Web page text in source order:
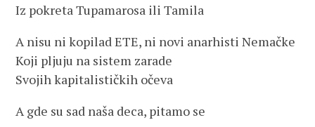
Iz pokreta Tupamarosa ili Tamila
A nisu ni kopilad ETE, ni novi anarhisti Nemačke
Koji pljuju na sistem zarade
Svojih kapitalističkih očeva
A gde su sad naša deca, pitamo se